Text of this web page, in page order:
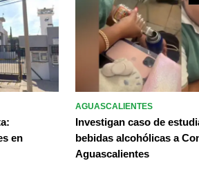
en
AGUASCALIENTES
Investigan caso de
bebidas alcohólicas a
Aguascalientes